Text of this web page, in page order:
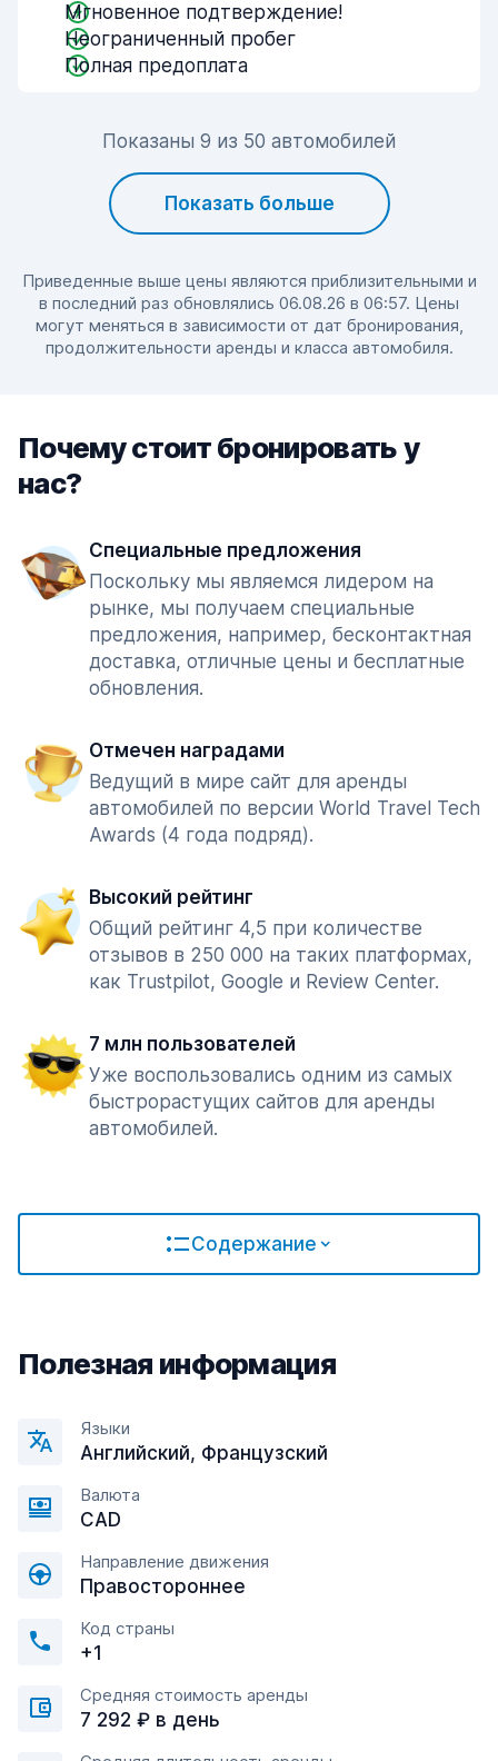
Мгновенное подтверждение!
Неограниченный пробег
Полная предоплата
Показаны 9 из 50 автомобилей
Показать больше
Приведенные выше цены являются приблизительными и
в последний раз обновлялись 06.08.26 в 06:57. Цены
могут меняться в зависимости от дат бронирования,
продолжительности аренды и класса автомобиля.
Почему стоит бронировать у
нас?
Специальные предложения
Поскольку мы являемся лидером на
рынке, мы получаем специальные
предложения, например, бесконтактная
доставка, отличные цены и бесплатные
обновления.
Отмечен наградами
Ведущий в мире сайт для аренды
автомобилей по версии World Travel Tech
Awards (4 года подряд).
Высокий рейтинг
Общий рейтинг 4,5 при количестве
отзывов в 250 000 на таких платформах,
как Trustpilot, Google и Review Center.
7 млн пользователей
Уже воспользовались одним из самых
быстрорастущих сайтов для аренды
автомобилей.
Содержание
Полезная информация
Языки
Английский, Французский
Валюта
CAD
Направление движения
Правостороннее
Код страны
+1
Средняя стоимость аренды
7 292 ₽ в день